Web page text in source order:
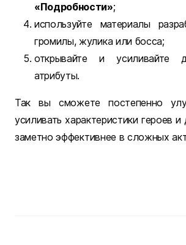
«Подробности»;
используйте материалы
громилы, жулика или босса;
открывайте и усиливайте
атрибуты.
Так вы сможете постепенно
усиливать характеристики героев
заметно эффективнее в сложных